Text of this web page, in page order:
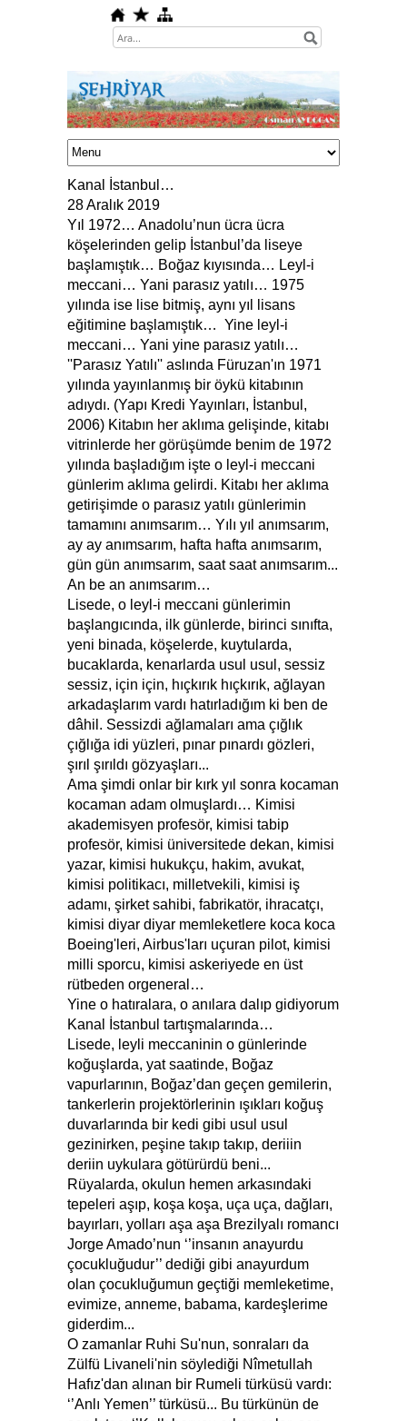
Kanal İstanbul…
28 Aralık 2019
Yıl 1972… Anadolu’nun ücra ücra
köşelerinden gelip İstanbul’da liseye
başlamıştık… Boğaz kıyısında… Leyl-i
meccani… Yani parasız yatılı… 1975
yılında ise lise bitmiş, aynı yıl lisans
eğitimine başlamıştık… Yine leyl-i
meccani… Yani yine parasız yatılı…
''Parasız Yatılı'' aslında Füruzan'ın 1971
yılında yayınlanmış bir öykü kitabının
adıydı. (Yapı Kredi Yayınları, İstanbul,
2006) Kitabın her aklıma gelişinde, kitabı
vitrinlerde her görüşümde benim de 1972
yılında başladığım işte o leyl-i meccani
günlerim aklıma gelirdi. Kitabı her aklıma
getirişimde o parasız yatılı günlerimin
tamamını anımsarım… Yılı yıl anımsarım,
ay ay anımsarım, hafta hafta anımsarım,
gün gün anımsarım, saat saat anımsarım...
An be an anımsarım…
Lisede, o leyl-i meccani günlerimin
başlangıcında, ilk günlerde, birinci sınıfta,
yeni binada, köşelerde, kuytularda,
bucaklarda, kenarlarda usul usul, sessiz
sessiz, için için, hıçkırık hıçkırık, ağlayan
arkadaşlarım vardı hatırladığım ki ben de
dâhil. Sessizdi ağlamaları ama çığlık
çığlığa idi yüzleri, pınar pınardı gözleri,
şırıl şırıldı gözyaşları...
Ama şimdi onlar bir kırk yıl sonra kocaman
kocaman adam olmuşlardı… Kimisi
akademisyen profesör, kimisi tabip
profesör, kimisi üniversitede dekan, kimisi
yazar, kimisi hukukçu, hakim, avukat,
kimisi politikacı, milletvekili, kimisi iş
adamı, şirket sahibi, fabrikatör, ihracatçı,
kimisi diyar diyar memleketlere koca koca
Boeing'leri, Airbus'ları uçuran pilot, kimisi
milli sporcu, kimisi askeriyede en üst
rütbeden orgeneral…
Yine o hatıralara, o anılara dalıp gidiyorum
Kanal İstanbul tartışmalarında…
Lisede, leyli meccaninin o günlerinde
koğuşlarda, yat saatinde, Boğaz
vapurlarının, Boğaz’dan geçen gemilerin,
tankerlerin projektörlerinin ışıkları koğuş
duvarlarında bir kedi gibi usul usul
gezinirken, peşine takıp takıp, deriiin
deriin uykulara götürürdü beni...
Rüyalarda, okulun hemen arkasındaki
tepeleri aşıp, koşa koşa, uça uça, dağları,
bayırları, yolları aşa aşa Brezilyalı romancı
Jorge Amado’nun ‘’insanın anayurdu
çocukluğudur’’ dediği gibi anayurdum
olan çocukluğumun geçtiği memleketime,
evimize, anneme, babama, kardeşlerime
giderdim...
O zamanlar Ruhi Su'nun, sonraları da
Zülfü Livaneli'nin söylediği Nîmetullah
Hafız'dan alınan bir Rumeli türküsü vardı:
‘’Anlı Yemen’’ türküsü... Bu türkünün de